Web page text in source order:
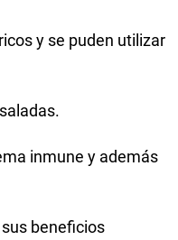
y se puden utilizar
inmune y además
beneficios